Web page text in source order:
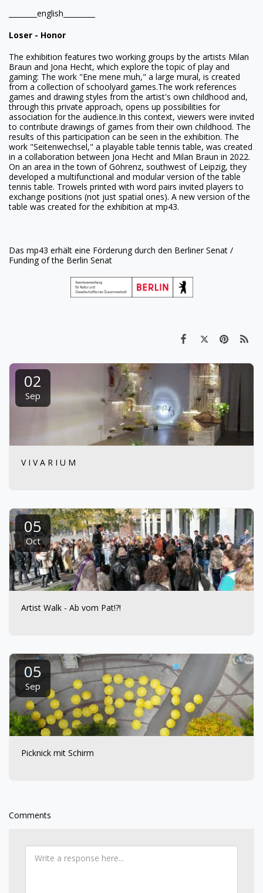
________english_________
Loser - Honor
The exhibition features two working groups by the artists Milan
Braun and Jona Hecht, which explore the topic of play and
gaming: The work "Ene mene muh," a large mural, is created
from a collection of schoolyard games.The work references
games and drawing styles from the artist's own childhood and,
through this private approach, opens up possibilities for
association for the audience.In this context, viewers were invited
to contribute drawings of games from their own childhood. The
results of this participation can be seen in the exhibition. The
work "Seitenwechsel," a playable table tennis table, was created
in a collaboration between Jona Hecht and Milan Braun in 2022.
On an area in the town of Göhrenz, southwest of Leipzig, they
developed a multifunctional and modular version of the table
tennis table. Trowels printed with word pairs invited players to
exchange positions (not just spatial ones). A new version of the
table was created for the exhibition at mp43.
Das mp43 erhält eine Förderung durch den Berliner Senat /
Funding of the Berlin Senat
02
Sep
V I V A R I U M
05
Oct
Artist Walk - Ab vom Pat!?!
05
Sep
Picknick mit Schirm
Comments